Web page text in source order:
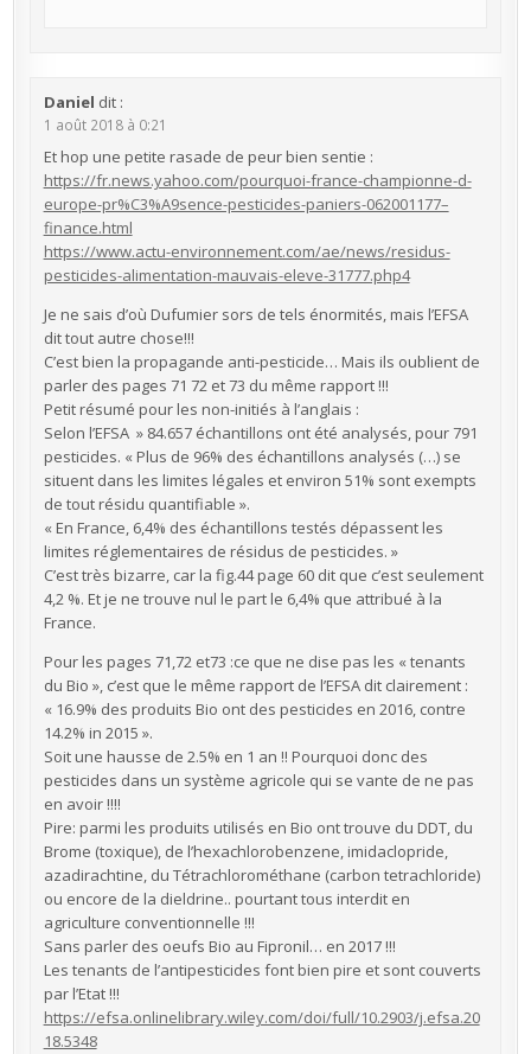
Daniel dit :
1 août 2018 à 0:21
Et hop une petite rasade de peur bien sentie :
https://fr.news.yahoo.com/pourquoi-france-championne-d-
europe-pr%C3%A9sence-pesticides-paniers-062001177–
finance.html
https://www.actu-environnement.com/ae/news/residus-
pesticides-alimentation-mauvais-eleve-31777.php4
Je ne sais d’où Dufumier sors de tels énormités, mais l’EFSA
dit tout autre chose!!!
C’est bien la propagande anti-pesticide… Mais ils oublient de
parler des pages 71 72 et 73 du même rapport !!!
Petit résumé pour les non-initiés à l’anglais :
Selon l’EFSA » 84.657 échantillons ont été analysés, pour 791
pesticides. « Plus de 96% des échantillons analysés (…) se
situent dans les limites légales et environ 51% sont exempts
de tout résidu quantifiable ».
« En France, 6,4% des échantillons testés dépassent les
limites réglementaires de résidus de pesticides. »
C’est très bizarre, car la fig.44 page 60 dit que c’est seulement
4,2 %. Et je ne trouve nul le part le 6,4% que attribué à la
France.
Pour les pages 71,72 et73 :ce que ne dise pas les « tenants
du Bio », c’est que le même rapport de l’EFSA dit clairement :
« 16.9% des produits Bio ont des pesticides en 2016, contre
14.2% in 2015 ».
Soit une hausse de 2.5% en 1 an !! Pourquoi donc des
pesticides dans un système agricole qui se vante de ne pas
en avoir !!!!
Pire: parmi les produits utilisés en Bio ont trouve du DDT, du
Brome (toxique), de l’hexachlorobenzene, imidaclopride,
azadirachtine, du Tétrachlorométhane (carbon tetrachloride)
ou encore de la dieldrine.. pourtant tous interdit en
agriculture conventionnelle !!!
Sans parler des oeufs Bio au Fipronil… en 2017 !!!
Les tenants de l’antipesticides font bien pire et sont couverts
par l’Etat !!!
https://efsa.onlinelibrary.wiley.com/doi/full/10.2903/j.efsa.20
18.5348